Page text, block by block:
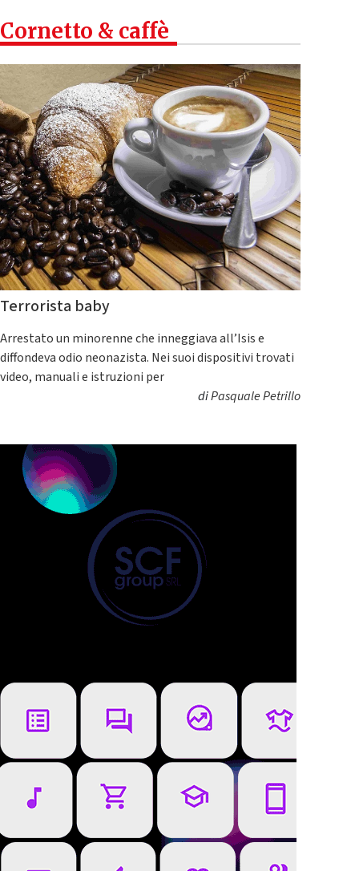
Cornetto & caffè
Terrorista baby
Arrestato un minorenne che inneggiava all’Isis e
diffondeva odio neonazista. Nei suoi dispositivi trovati
video, manuali e istruzioni per
diPasquale Petrillo